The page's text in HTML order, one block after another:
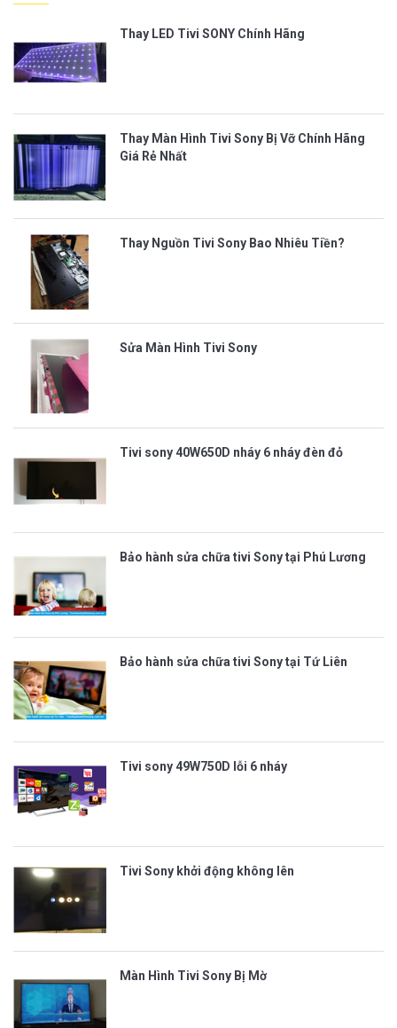
Thay LED Tivi SONY Chính Hãng
Thay Màn Hình Tivi Sony Bị Vỡ Chính Hãng
Giá Rẻ Nhất
Thay Nguồn Tivi Sony Bao Nhiêu Tiền?
Sửa Màn Hình Tivi Sony
Tivi sony 40W650D nháy 6 nháy đèn đỏ
Bảo hành sửa chữa tivi Sony tại Phú Lương
Bảo hành sửa chữa tivi Sony tại Tứ Liên
Tivi sony 49W750D lỗi 6 nháy
Tivi Sony khởi động không lên
Màn Hình Tivi Sony Bị Mờ